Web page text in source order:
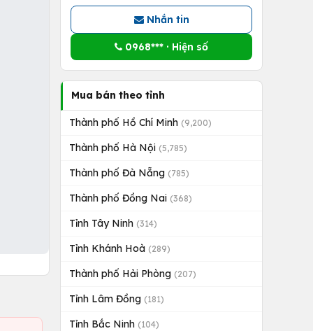
Nhắn tin
0968*** · Hiện số
Mua bán theo tỉnh
Thành phố Hồ Chí Minh (9,200)
Thành phố Hà Nội (5,785)
Thành phố Đà Nẵng (785)
Thành phố Đồng Nai (368)
Tỉnh Tây Ninh (314)
Tỉnh Khánh Hoà (289)
Thành phố Hải Phòng (207)
Tỉnh Lâm Đồng (181)
Tỉnh Bắc Ninh (104)